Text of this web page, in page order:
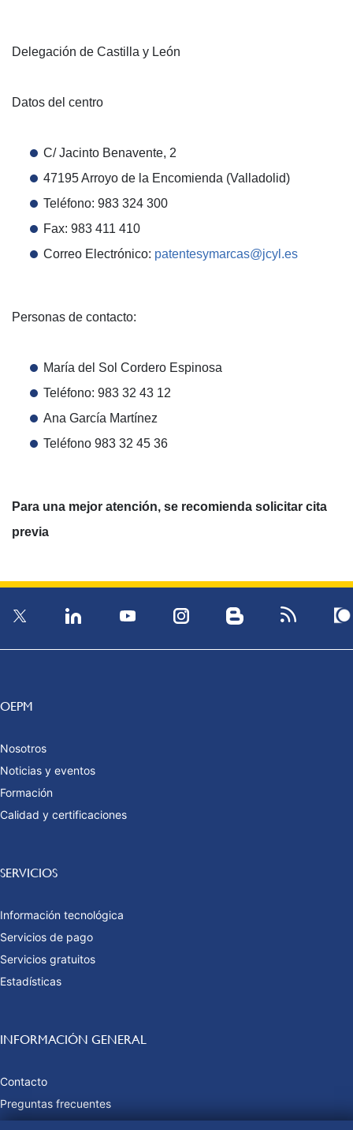
Delegación de Castilla y León
Datos del centro
C/ Jacinto Benavente, 2
47195 Arroyo de la Encomienda (Valladolid)
Teléfono: 983 324 300
Fax: 983 411 410
Correo Electrónico: patentesymarcas@jcyl.es
Personas de contacto:
María del Sol Cordero Espinosa
Teléfono: 983 32 43 12
Ana García Martínez
Teléfono 983 32 45 36
Para una mejor atención, se recomienda solicitar cita
previa
OEPM
Nosotros
Noticias y eventos
Formación
Calidad y certificaciones
SERVICIOS
Información tecnológica
Servicios de pago
Servicios gratuitos
Estadísticas
INFORMACIÓN GENERAL
Contacto
Preguntas frecuentes